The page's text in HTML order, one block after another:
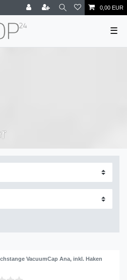
0,00 EUR
☰
VacuumCap Ana, inkl. Haken